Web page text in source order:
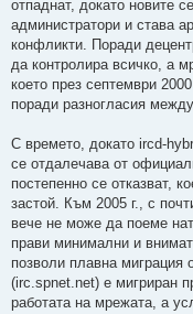
отпаднат, докато новите
администратори и става
конфликти. Поради
да контролира всичко, а
което през септември
поради разногласия
С времето, докато ircd-
се отдалечава от
постепенно се отказват,
застой. Към 2005 г., с
вече не може да поеме
прави минимални и
позволи плавна миграция
(irc.spnet.net) е мигриран
работата на мрежата, а